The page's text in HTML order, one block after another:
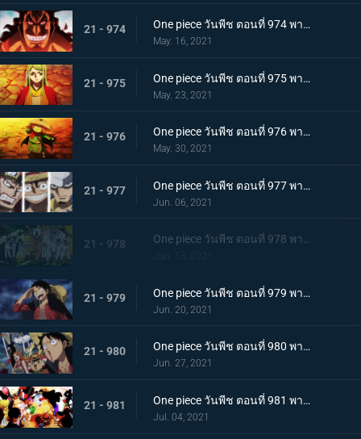
21 - 974 One piece วันพีช ตอนที่ 974 พากย์ไทย โอเด้งจะไม่ใช่โอเด้งถ้าไม่ต้ม!
May. 16, 2021
21 - 975 One piece วันพีช ตอนที่ 975 พากย์ไทย ปราสาทลุกเป็นไฟ! โชคชะตาของตระกูลโคสึกิ!
May. 23, 2021
21 - 976 One piece วันพีช ตอนที่ 976 พากย์ไทย กลับสู่ปัจจุบัน! 20 ปีต่อมา
May. 30, 2021
21 - 977 One piece วันพีช ตอนที่ 977 พากย์ไทย ทะเลมีไว้สำหรับโจรสลัด! บุก! มุ่งสู่โอนิกาชิมะ
Jun. 06, 2021
21 - 978 One piece วันพีช ตอนที่ 978 พากย์ไทย รุ่นที่เลวร้ายที่สุดมาแล้ว! การต่อสู้กลางทะเลอันดุเดือด
Jun. 13, 2021
21 - 979 One piece วันพีช ตอนที่ 979 พากย์ไทย โชคดีงั้นรึ!? แผนการของคินเอม่อน
Jun. 20, 2021
21 - 980 One piece วันพีช ตอนที่ 980 พากย์ไทย สัญญาแห่งน้ำตา! โมโมโนะสุเกะถูกลักพาตัว
Jun. 27, 2021
21 - 981 One piece วันพีช ตอนที่ 981 พากย์ไทย พวกพ้องคนใหม่! ชายชาตรีแห่งท้องทะเล จินเบ!
Jul. 04, 2021